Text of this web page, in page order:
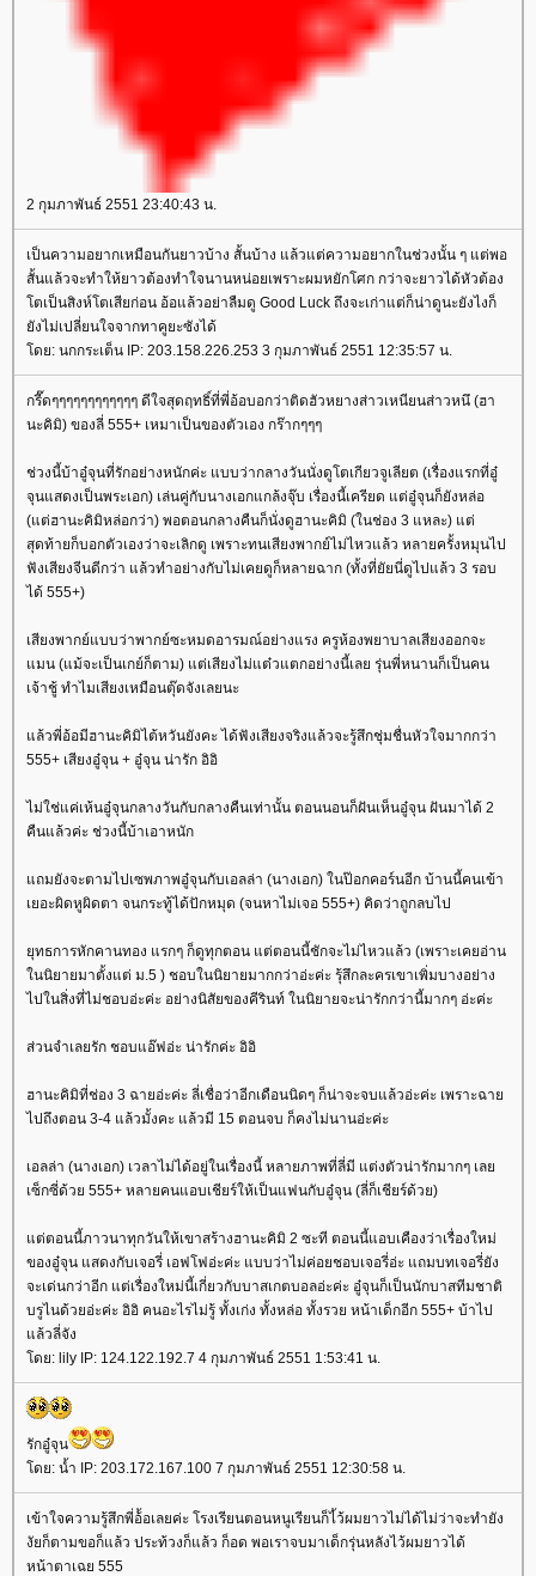
2 กุมภาพันธ์ 2551 23:40:43 น.
เป็นความอยากเหมือนกันยาวบ้าง สั้นบ้าง แล้วแต่ความอยากในช่วงนั้น ๆ แต่พอ
สั้นแล้วจะทำให้ยาวต้องทำใจนานหน่อยเพราะผมหยักโศก กว่าจะยาวได้หัวต้อง
ตเป็นสิงห์โตเสียก่อน อ้อแล้วอย่าลืมดู Good Luck ถึงจะเก่าแต่ก็น่าดูนะยังไงก็
ังไม่เปลี่ยนใจจากทาคูยะซังได้
ดย: นกกระเต็น IP: 203.158.226.253 3 กุมภาพันธ์ 2551 12:35:57 น.
กรี๊ดๆๆๆๆๆๆๆๆๆๆๆๆ ดีใจสุดฤทธิ์ที่พี่อ้อบอกว่าติดฮัวหยางส่าวเหนียนส่าวหนึ (ฮา
นะคิมิ) ของลี่ 555+ เหมาเป็นของตัวเอง กร๊ากๆๆๆ
ช่วงนี้บ้าอู๋จุนที่รักอย่างหนักค่ะ แบบว่ากลางวันนั่งดูโตเกียวจูเลียต (เรื่องแรกที่อู๋
จุนแสดงเป็นพระเอก) เล่นคู่กับนางเอกแกล้งจุ๊บ เรื่องนี้เครียด แต่อู๋จุนก็ยังหล่อ
(แต่ฮานะคิมิหล่อกว่า) พอตอนกลางคืนก็นั่งดูฮานะคิมิ (ในช่อง 3 แหละ) แต่
สุดท้ายก็บอกตัวเองว่าจะเลิกดู เพราะทนเสียงพากย์ไม่ไหวแล้ว หลายครั้งหมุนไป
ฟังเสียงจีนดีกว่า แล้วทำอย่างกับไม่เคยดูก็หลายฉาก (ทั้งที่ยัยนี่ดูไปแล้ว 3 รอบ
ได้ 555+)
เสียงพากย์แบบว่าพากย์ซะหมดอารมณ์อย่างแรง ครูห้องพยาบาลเสียงออกจะ
มน (แม้จะเป็นเกย์ก็ตาม) แต่เสียงไม่แต๋วแตกอย่างนี้เลย รุ่นพี่หนานก็เป็นคน
เจ้าชู้ ทำไมเสียงเหมือนตุ๊ดจังเลยนะ
ล้วพี่อ้อมีฮานะคิมิไต้หวันยังคะ ได้ฟังเสียงจริงแล้วจะรู้สึกชุ่มชื่นหัวใจมากกว่า
555+ เสียงอู๋จุน + อู๋จุน น่ารัก อิอิ
ไม่ใช่แค่เห้นอู๋จุนกลางวันกับกลางคืนเท่านั้น ตอนนอนก็ฝันเห็นอู๋จุน ฝันมาได้ 2
คืนแล้วค่ะ ช่วงนี้บ้าเอาหนัก
ถมยังจะตามไปเซพภาพอู๋จุนกับเอลล่า (นางเอก) ในป๊อกคอร์นอีก บ้านนี้คนเข้า
เยอะผิดหูผิดตา จนกระทู้ได้ปักหมุด (จนหาไม่เจอ 555+) คิดว่าถูกลบไป
ุทธการหักคานทอง แรกๆ ก็ดูทุกตอน แต่ตอนนี้ชักจะไม่ไหวแล้ว (เพราะเคยอ่าน
นนิยายมาตั้งแต่ ม.5 ) ชอบในนิยายมากกว่าอ่ะค่ะ รุ้สึกละครเขาเพิ่มบางอย่าง
ไปในสิ่งที่ไม่ชอบอ่ะค่ะ อย่างนิสัยของคีรินท์ ในนิยายจะน่ารักกว่านี้มากๆ อ่ะค่ะ
ส่วนจำเลยรัก ชอบแอ๊ฟอ่ะ น่ารักค่ะ อิอิ
ฮานะคิมิที่ช่อง 3 ฉายอ่ะค่ะ ลี่เชื่อว่าอีกเดือนนิดๆ ก็น่าจะจบแล้วอ่ะค่ะ เพราะฉา
ไปถึงตอน 3-4 แล้วมั้งคะ แล้วมี 15 ตอนจบ ก็คงไม่นานอ่ะค่ะ
เอลล่า (นางเอก) เวลาไม่ได้อยู่ในเรื่องนี้ หลายภาพที่ลี่มี แต่งตัวน่ารักมากๆ เล
เซ็กซี่ด้วย 555+ หลายคนแอบเชียร์ให้เป็นแฟนกับอู๋จุน (ลี่ก็เชียร์ด้วย)
ต่ตอนนี้ภาวนาทุกวันให้เขาสร้างฮานะคิมิ 2 ซะที ตอนนี้แอบเคืองว่าเรื่องใหม่
ของอู๋จุน แสดงกับเจอรี่ เอฟโฟอ่ะค่ะ แบบว่าไม่ค่อยชอบเจอรี่อ่ะ แถมบทเจอรี่ยัง
จะเด่นกว่าอีก แต่เรื่องใหม่นี้เกี่ยวกับบาสเกตบอลอ่ะค่ะ อู๋จุนก็เป็นนักบาสทีมชาติ
บรูไนด้วยอ่ะค่ะ อิอิ คนอะไรไม่รู้ ทั้งเก่ง ทั้งหล่อ ทั้งรวย หน้าเด็กอีก 555+ บ้าไป
ล้วลี่จัง
ดย: lily IP: 124.122.192.7 4 กุมภาพันธ์ 2551 1:53:41 น.
รักอู๋จุน
ดย: น้ำ IP: 203.172.167.100 7 กุมภาพันธ์ 2551 12:30:58 น.
เข้าใจความรู้สึกพี่อ้้อเลยค่ะ โรงเรียนตอนหนูเรียนก็ไ้ว้ผมยาวไม่ได้ไม่ว่าจะทำยัง
งัยก็ตามขอก็แล้ว ประท้วงก็แล้ว ก็อด พอเราจบมาเด็กรุ่นหลังไว้ผมยาวได้
หน้าตาเฉย 555